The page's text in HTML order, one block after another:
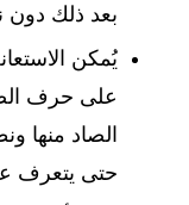
بعد ذلك دون
يُمكن
على حرف
الصاد منها
حتى يتعرف